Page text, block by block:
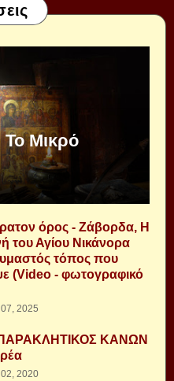
Το Μικρό
όρος - Ζάβορδα, Η
του Αγίου Νικάνορα
τόπος που
(Video - φωτογραφικό
2025
ΚΑΝΩΝ
2020